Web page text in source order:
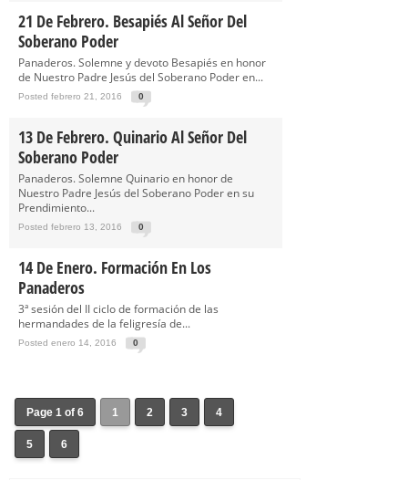
21 De Febrero. Besapiés Al Señor Del
Soberano Poder
Panaderos. Solemne y devoto Besapiés en honor
de Nuestro Padre Jesús del Soberano Poder en...
Posted febrero 21, 2016 0
13 De Febrero. Quinario Al Señor Del
Soberano Poder
Panaderos. Solemne Quinario en honor de
Nuestro Padre Jesús del Soberano Poder en su
Prendimiento...
Posted febrero 13, 2016 0
14 De Enero. Formación En Los
Panaderos
3ª sesión del II ciclo de formación de las
hermandades de la feligresía de...
Posted enero 14, 2016 0
Page 1 of 6 1 2 3 4
5 6